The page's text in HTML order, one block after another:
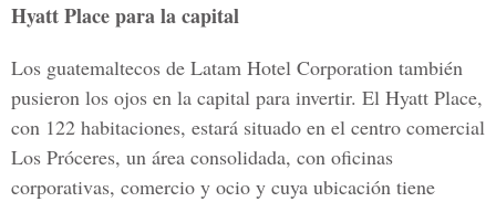
Hyatt Place para la capital
Los guatemaltecos de Latam Hotel Corporation también
pusieron los ojos en la capital para invertir. El Hyatt Place,
con 122 habitaciones, estará situado en el centro comercial
Los Próceres, un área consolidada, con oficinas
corporativas, comercio y ocio y cuya ubicación tiene